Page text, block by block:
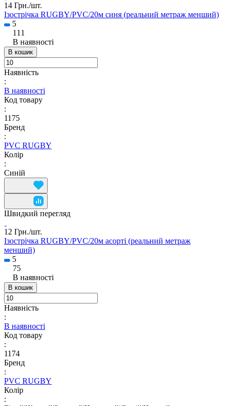
14 Грн./шт.
Ізострічка RUGBY/PVC/20м синя (реальний метраж менший)
5
111
В наявності
В кошик
Наявність
:
В наявності
Код товару
:
1175
Бренд
:
PVC RUGBY
Колір
:
Синій
Швидкий перегляд
12 Грн./шт.
Ізострічка RUGBY/PVC/20м асорті (реальний метраж
менший)
5
75
В наявності
В кошик
Наявність
:
В наявності
Код товару
:
1174
Бренд
:
PVC RUGBY
Колір
: